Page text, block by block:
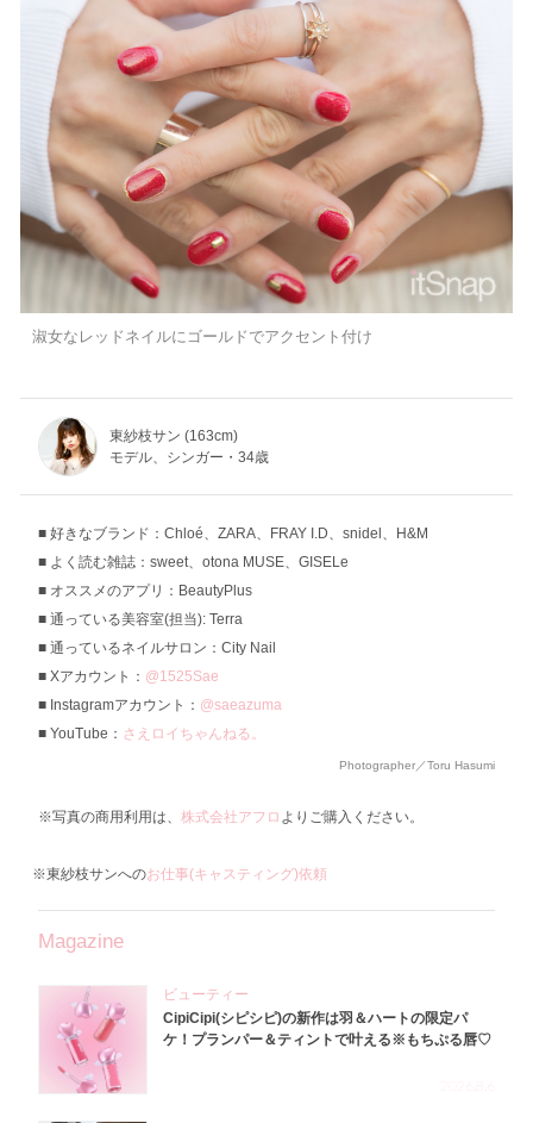
淑女なレッドネイルにゴールドでアクセント付け
東紗枝サン (163cm)
モデル、シンガー・34歳
好きなブランド：Chloé、ZARA、FRAY I.D、snidel、H&M
よく読む雑誌：sweet、otona MUSE、GISELe
オススメのアプリ：BeautyPlus
通っている美容室(担当): Terra
通っているネイルサロン：City Nail
Xアカウント： @1525Sae
Instagramアカウント： @saeazuma
YouTube： さえロイちゃんねる。
Photographer／Toru Hasumi
※写真の商用利用は、 株式会社アフロ よりご購入ください。
※東紗枝サンへのお仕事(キャスティング)依頼
Magazine
ビューティー
CipiCipi(シピシピ)の新作は羽＆ハートの限定パ
ケ！プランパー＆ティントで叶える※もちぷる唇♡